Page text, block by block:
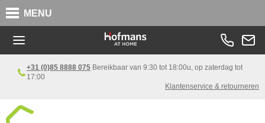
MENU
+31 (0)85 8888 075 Bereikbaar van 9:30 tot 18:00u, op zaterdag tot
17:00
Klantenservice & retourneren